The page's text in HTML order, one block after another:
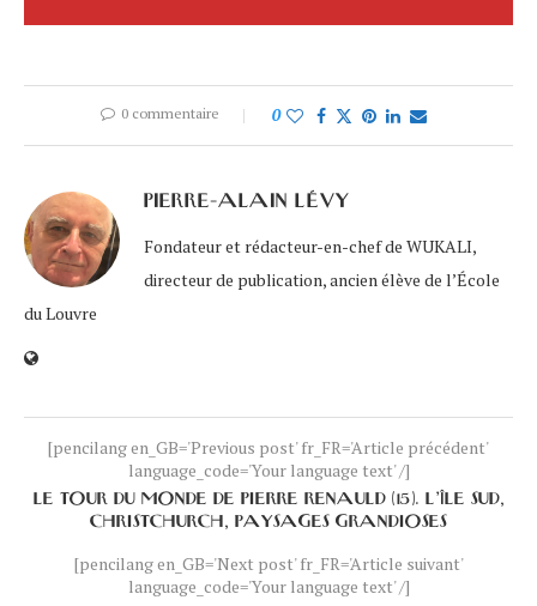
0 commentaire 0
PIERRE-ALAIN LÉVY
Fondateur et rédacteur-en-chef de WUKALI,
directeur de publication, ancien élève de l’École
du Louvre
[pencilang en_GB='Previous post' fr_FR='Article précédent'
language_code='Your language text' /]
LE TOUR DU MONDE DE PIERRE RENAULD (15). L’ÎLE SUD,
CHRISTCHURCH, PAYSAGES GRANDIOSES
[pencilang en_GB='Next post' fr_FR='Article suivant'
language_code='Your language text' /]